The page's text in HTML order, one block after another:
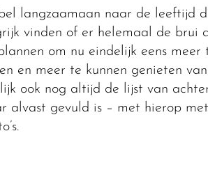
langzaamaan naar de leeftijd
vinden of er helemaal de brui
om nu eindelijk eens
en meer te kunnen genieten
ook nog altijd de lijst van
alvast gevuld is – met hierop